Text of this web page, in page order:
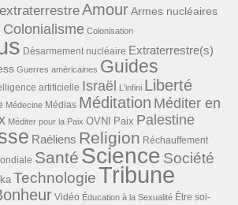
AmourArmes nucléaires
Colonialisme Colonisation
Désarmement nucléaire Extraterrestre(s)
Guerres américaines Guides
artificielle Israël L'infini Liberté
Médecine Médias Méditation Méditer en
Méditer pour la Paix OVNI Paix Palestine
Raéliens Religion Réchauffement
Santé Science Société
TechnologieTribune
Vidéo Éducation à la Sexualité Être soi-